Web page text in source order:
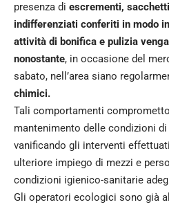
presenza di escrementi,
indifferenziati conferiti in modo
attività di bonifica e pulizia
nonostante, in occasione del
sabato, nell’area siano
chimici.
Tali comportamenti
mantenimento delle condizioni di
vanificando gli interventi
ulteriore impiego di mezzi e
condizioni igienico-sanitarie
Gli operatori ecologici sono già